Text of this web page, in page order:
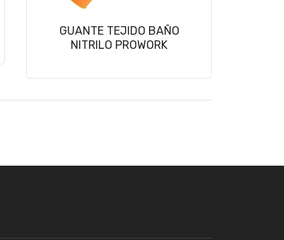
GUANTE TEJIDO BAÑO
NITRILO PROWORK